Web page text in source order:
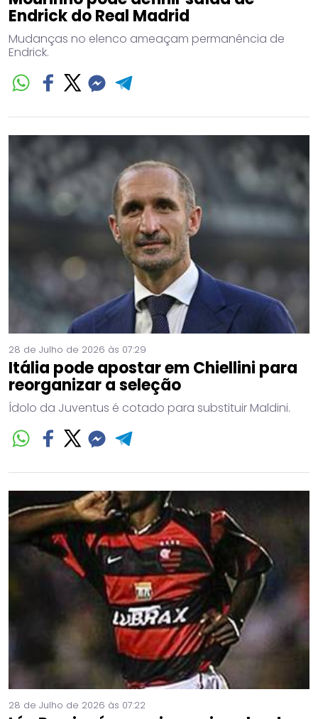
Endrick do Real Madrid
Mudanças no elenco ameaçam permanência de
Endrick.
28 de Julho de 2026 às 07:29
Itália pode apostar em Chiellini para
reorganizar a seleção
Ídolo da Juventus é cotado para substituir Maldini.
28 de Julho de 2026 às 07:22